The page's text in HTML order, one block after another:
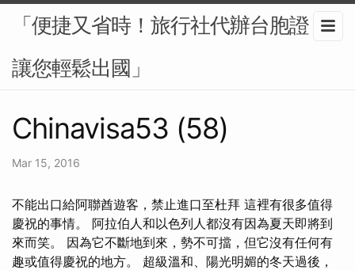
「便捷又省時！旅行社代辦台胞證，
讓您輕鬆出國」
Chinavisa53 (58)
Mar 15, 2016
不能出口給阿聯酋遊客，禁止進口至杜拜 這裡有很多值得
慶祝的事情。 阿拉伯人和以色列人都沒有因為夏天即將到
來而笑。 因為它不斷地到來，勢不可擋，但它沒有任何有
趣或值得慶祝的地方。 超級溫和、陽光明媚的冬天過後，